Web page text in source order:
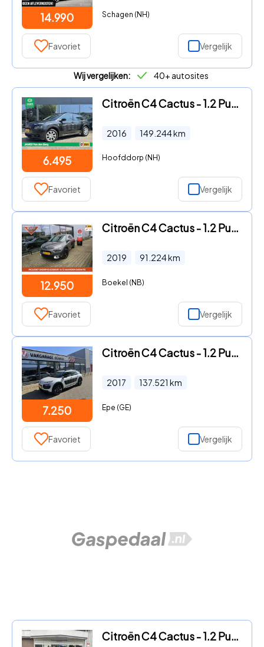
14.990 Schagen (NH)
Favoriet Vergelijk
Wij vergelijken: 40+ autosites
6.495
Citroën C4 Cactus - 1.2 PureT. Bns. Plus
2016 149.244km
Hoofddorp (NH)
Favoriet Vergelijk
12.950
Citroën C4 Cactus - 1.2 PureTech Shine 110PK NAVI CLIMA CRUISE PDC Stoelverw V+A
2019 91.224km
Boekel (NB)
Favoriet Vergelijk
7.250
Citroën C4 Cactus - 1.2 PureTech Business CLIMA-CRUISE-TREKHAAK
2017 137.521 km
Epe (GE)
Favoriet Vergelijk
Citroën C4 Cactus - 1.2 PureTech Feel Apple Carplay / Android Auto Trekhaak